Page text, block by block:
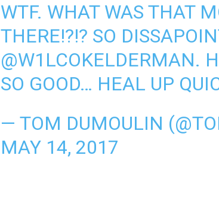
WTF. WHAT WAS THAT
THERE!?!? SO
@W1LCOKELDERMAN.
SO GOOD… HEAL UP
— TOM DUMOULIN
MAY 14, 2017